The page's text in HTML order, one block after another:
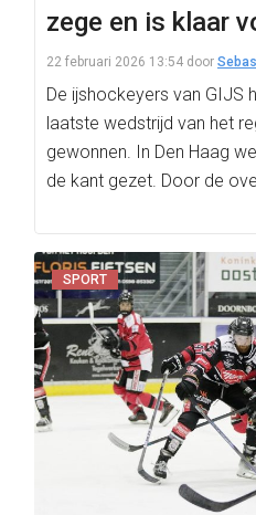
zege en is klaar
22 februari 2026 13:54 door
De ijshockeyers van GIJS
laatste wedstrijd van het
gewonnen. In Den Haag
de kant gezet. Door de
SPORT